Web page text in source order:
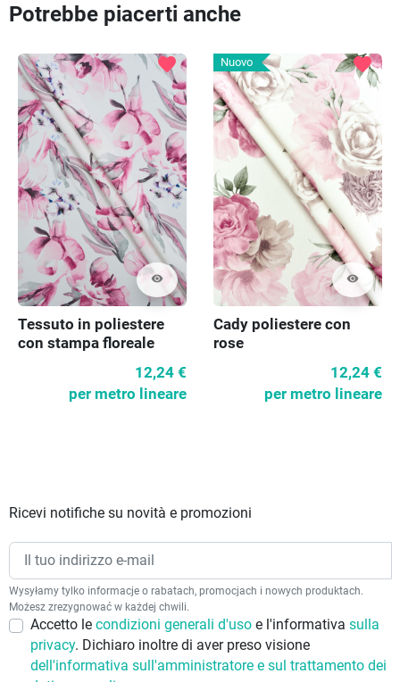
Potrebbe piacerti anche
visibility
favorite
Tessuto in poliestere
con stampa floreale
12,24 €
per metro lineare
Nuovo
visibility
favorite
Cady poliestere con
rose
12,24 €
per metro lineare
Ricevi notifiche su novità e promozioni
Wysyłamy tylko informacje o rabatach, promocjach i nowych produktach.
Możesz zrezygnować w każdej chwili.
Accetto le condizioni generali d'uso e l'informativa sulla
privacy. Dichiaro inoltre di aver preso visione
dell'informativa sull'amministratore e sul trattamento dei